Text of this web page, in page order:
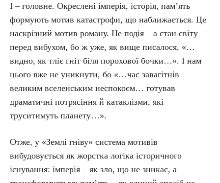
І – головне. Окреслені імперія, історія, пам’ять
формують мотив катастрофи, що наближається. Це
наскрізний мотив роману. Не подія – а стан світу
перед вибухом, бо ж уже, як вище писалося, «…
видно, як тліє гніт біля порохової бочки…». І нам
цього вже не уникнути, бо «…час завагітнів
великим вселенським неспокоєм… готував
драматичні потрясіння й катаклізми, які
труситимуть планету…».
Отже, у «Землі гніву» система мотивів
вибудовується як жорстка логіка історичного
існування: імперія – як зло, що не зникає, а